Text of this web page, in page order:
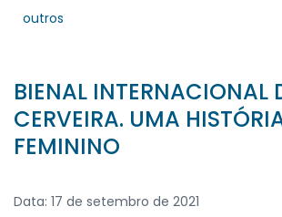
outros
BIENAL INTERNACIONAL
CERVEIRA. UMA
FEMININO
Data: 17 de setembro de 2021